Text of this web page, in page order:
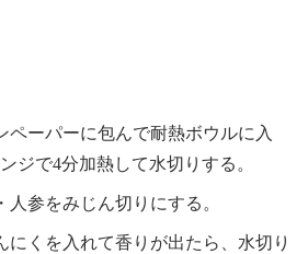
ペーパーに包んで耐熱ボウルに入
ジで4分加熱して水切りする。
人参をみじん切りにする。
にくを入れて香りが出たら、水切り